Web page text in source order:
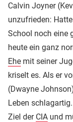
Calvin Joyner
unzufrieden:
School noch eine
heute ein ganz
Ehe mit seiner
kriselt es. Als er
(Dwayne
Leben
Ziel der CIA und